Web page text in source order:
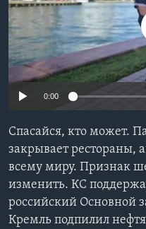
Learning English
СОЦИАЛЬНЫЕ СЕТИ
Языки
No media
0:00
Спасайся, кто может.
закрывает рестораны,
всему миру. Признак
изменить. КС
российский Основной
Кремль подпилил